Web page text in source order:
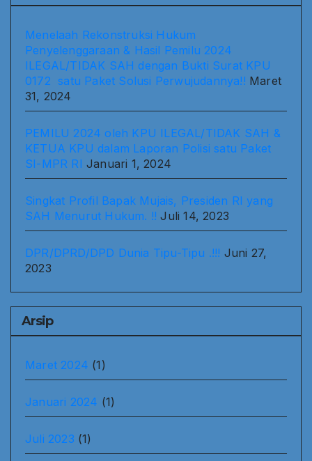
Menelaah Rekonstruksi Hukum
Penyelenggaraan & Hasil Pemilu 2024
ILEGAL/TIDAK SAH dengan Bukti Surat KPU
0172 satu Paket Solusi Perwujudannya!! Maret
31, 2024
PEMILU 2024 oleh KPU ILEGAL/TIDAK SAH &
KETUA KPU dalam Laporan Polisi satu Paket
SI-MPR RI Januari 1, 2024
Singkat Profil Bapak Mujais, Presiden RI yang
SAH Menurut Hukum. !! Juli 14, 2023
DPR/DPRD/DPD Dunia Tipu-Tipu .!!! Juni 27,
2023
Arsip
Maret 2024 (1)
Januari 2024 (1)
Juli 2023 (1)